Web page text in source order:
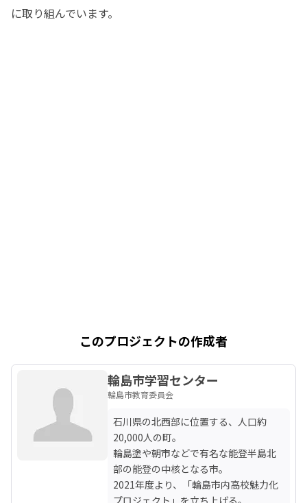
に取り組んでいます。
このプロジェクトの作成者
輪島市学習センター
輪島市教育委員会
石川県の北西部に位置する、人口約
20,000人の町。
輪島塗や朝市などで有名な能登半島北
部の能登の中核となる市。
2021年度より、「輪島市内高校魅力化
プロジェクト」を立ち上げる。